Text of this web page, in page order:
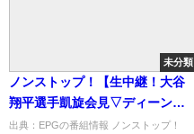
未分類
ノンストップ！【生中継！大谷
翔平選手凱旋会見▽ディーン＆
デルーカ絶品缶詰】[字][デ]…の
出典：EPGの番組情報 ノンストップ！